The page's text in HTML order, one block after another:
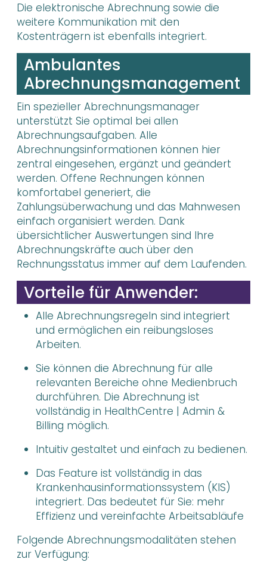
Die elektronische Abrechnung sowie die
weitere Kommunikation mit den
Kostenträgern ist ebenfalls integriert.
Ambulantes
Abrechnungsmanagement
Ein spezieller Abrechnungsmanager
unterstützt Sie optimal bei allen
Abrechnungsaufgaben. Alle
Abrechnungsinformationen können hier
zentral eingesehen, ergänzt und geändert
werden. Offene Rechnungen können
komfortabel generiert, die
Zahlungsüberwachung und das Mahnwesen
einfach organisiert werden. Dank
übersichtlicher Auswertungen sind Ihre
Abrechnungskräfte auch über den
Rechnungsstatus immer auf dem Laufenden.
Vorteile für Anwender:
Alle Abrechnungsregeln sind integriert
und ermöglichen ein reibungsloses
Arbeiten.
Sie können die Abrechnung für alle
relevanten Bereiche ohne Medienbruch
durchführen. Die Abrechnung ist
vollständig in HealthCentre | Admin &
Billing möglich.
Intuitiv gestaltet und einfach zu bedienen.
Das Feature ist vollständig in das
Krankenhausinformationssystem (KIS)
integriert. Das bedeutet für Sie: mehr
Effizienz und vereinfachte Arbeitsabläufe
Folgende Abrechnungsmodalitäten stehen
zur Verfügung: